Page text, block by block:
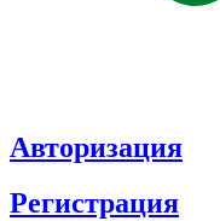
Авторизация
Регистрация